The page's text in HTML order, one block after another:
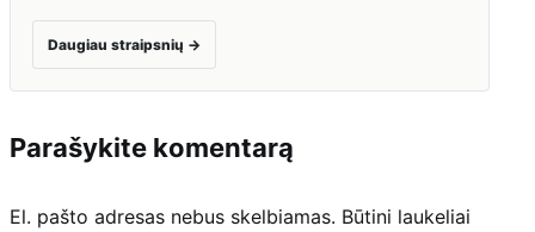
Daugiau straipsnių →
Parašykite komentarą
El. pašto adresas nebus skelbiamas. Būtini laukeliai